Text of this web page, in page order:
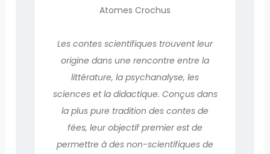
Atomes Crochus
Les contes scientifiques trouvent leur
origine dans une rencontre entre la
littérature, la psychanalyse, les
sciences et la didactique. Conçus dans
la plus pure tradition des contes de
fées, leur objectif premier est de
permettre à des non-scientifiques de